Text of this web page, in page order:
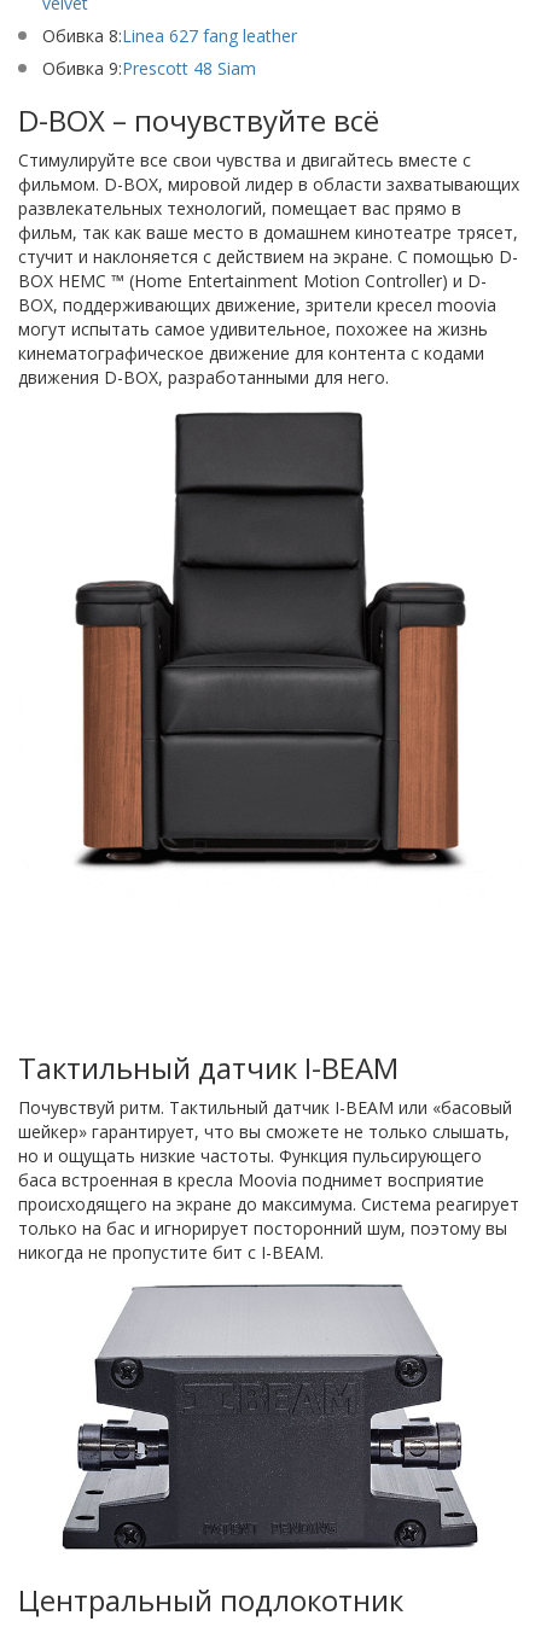
Обивка 8:Linea 627 fang leather
Обивка 9:Prescott 48 Siam
D-BOX – почувствуйте всё
Стимулируйте все свои чувства и двигайтесь вместе с
фильмом. D-BOX, мировой лидер в области захватывающих
развлекательных технологий, помещает вас прямо в
фильм, так как ваше место в домашнем кинотеатре трясет,
стучит и наклоняется с действием на экране. С помощью D-
BOX HEMC ™ (Home Entertainment Motion Controller) и D-
BOX, поддерживающих движение, зрители кресел moovia
могут испытать самое удивительное, похожее на жизнь
кинематографическое движение для контента с кодами
движения D-BOX, разработанными для него.
Тактильный датчик I-BEAM
Почувствуй ритм. Тактильный датчик I-BEAM или «басовый
шейкер» гарантирует, что вы сможете не только слышать,
но и ощущать низкие частоты. Функция пульсирующего
баса встроенная в кресла Moovia поднимет восприятие
происходящего на экране до максимума. Система реагирует
только на бас и игнорирует посторонний шум, поэтому вы
никогда не пропустите бит с I-BEAM.
Центральный подлокотник